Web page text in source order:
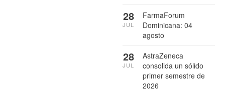
FarmaForum
Dominicana: 04
agosto
28
JUL
AstraZeneca
consolida un sólido
primer semestre de
2026
28
JUL